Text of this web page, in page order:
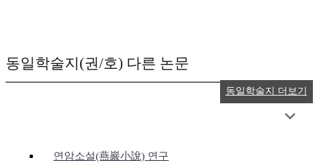
동일학술지(권/호) 다른 논문
연암소설(燕巖小說) 연구
동일학술지 더보기